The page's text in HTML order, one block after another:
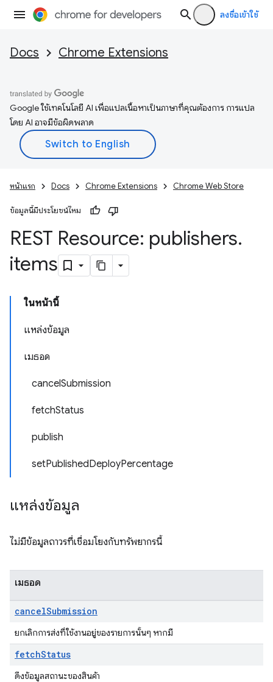
ลงชื่อเข้าใช้
Docs Chrome Extensions
Google ใช้เทคโนโลยี AI เพื่อแปลเนื้อหาเป็นภาษาที่คุณต้องการ การแปล
โดย AI อาจมีข้อผิดพลาด
หน้าแรก Docs Chrome Extensions Chrome Web Store
ข้อมูลนี้มีประโยชน์ไหม
REST Resource: publishers.
items
ในหน้านี้
แหล่งข้อมูล
เมธอด
cancelSubmission
fetchStatus
publish
setPublishedDeployPercentage
แหล่งข้อมูล
ไม่มีข้อมูลถาวรที่เชื่อมโยงกับทรัพยากรนี้
เมธอด
cancelSubmission
ยกเลิกการส่งที่ใช้งานอยู่ของรายการนั้นๆ หากมี
fetchStatus
ดึงข้อมูลสถานะของสินค้า